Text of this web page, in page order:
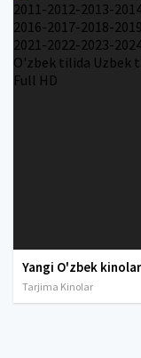
Tarjima Kinolar